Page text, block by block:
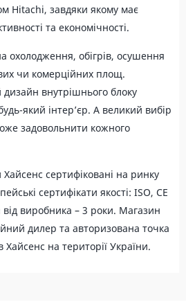
Hitachi, завдяки якому має
та економічності.
охолодження, обігрів, осушення
чи комерційних площ.
внутрішнього блоку
який інтер’єр. А великий вибір
задовольнити кожного
Хайсенс сертифіковані на ринку
сертифікати якості: ISO, CE
від виробника – 3 роки. Магазин
дилер та авторизована точка
на території України.